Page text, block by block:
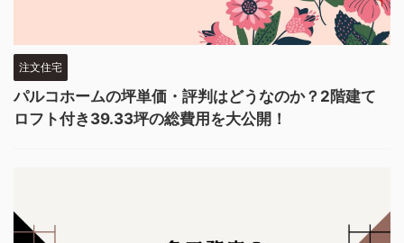
注文住宅
パルコホームの坪単価・評判はどうなのか？2階建て
ロフト付き39.33坪の総費用を大公開！